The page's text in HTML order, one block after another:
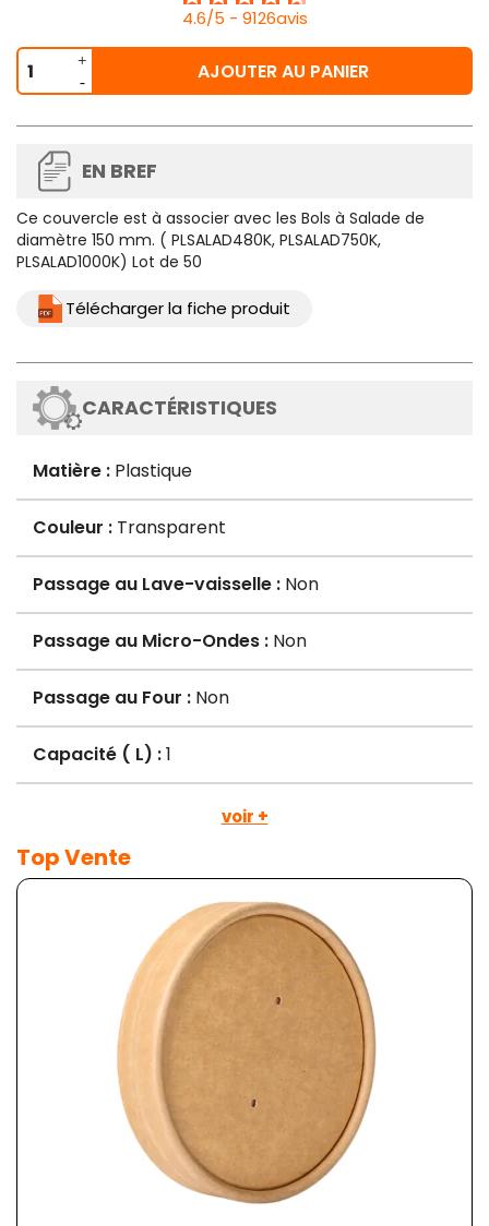
4.6/5 - 9126avis
AJOUTER AU PANIER
EN BREF
Ce couvercle est à associer avec les Bols à Salade de
diamètre 150 mm. ( PLSALAD480K, PLSALAD750K,
PLSALAD1000K) Lot de 50
Télécharger la fiche produit
CARACTÉRISTIQUES
Matière : Plastique
Couleur : Transparent
Passage au Lave-vaisselle : Non
Passage au Micro-Ondes : Non
Passage au Four : Non
Capacité ( L) :1
voir +
Top Vente